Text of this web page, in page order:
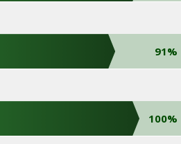
91%
100%